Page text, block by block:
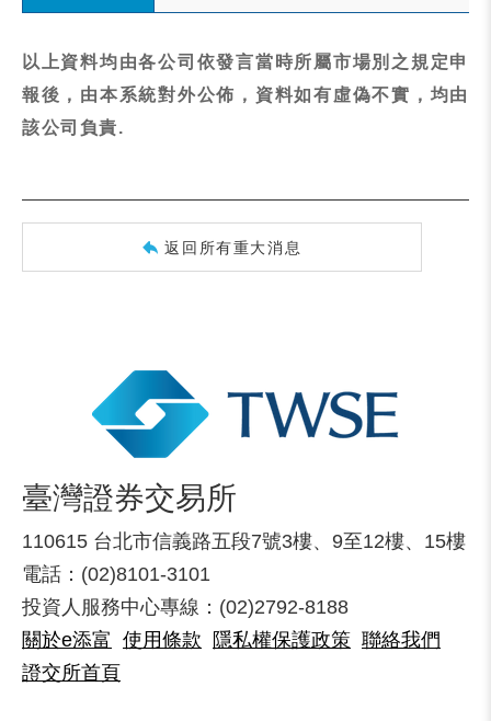
以上資料均由各公司依發言當時所屬市場別之規定申
報後，由本系統對外公佈，資料如有虛偽不實，均由
該公司負責.
返回所有重大消息
臺灣證券交易所
110615 台北市信義路五段7號3樓、9至12樓、15樓
電話：(02)8101-3101
投資人服務中心專線：(02)2792-8188
關於e添富 使用條款 隱私權保護政策 聯絡我們
證交所首頁